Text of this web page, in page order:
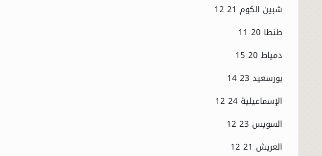
الأخبار
العالم
الاقتصاد
الصباح الرياضي
شبين الكوم 21 12
طنطا 20 11
دمياط 20 15
بورسعيد 23 14
الإسماعيلية 24 12
السويس 23 12
العريش 21 12